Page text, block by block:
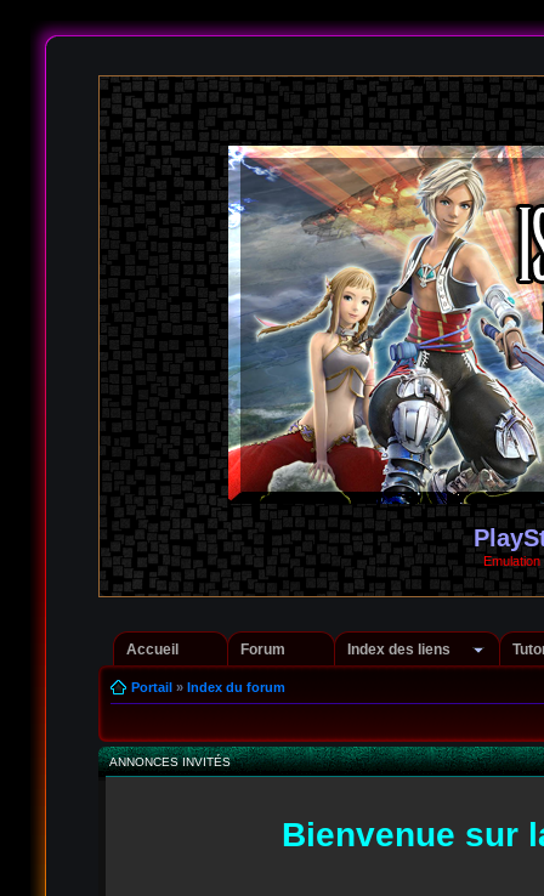
Accueil Forum Index des liens
Portail» Index du forum
ANNONCES INVITÉS
Bienvenue sur